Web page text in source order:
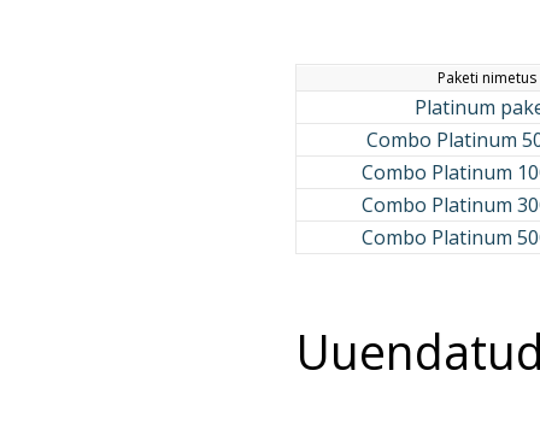
Paketi nimetus
Platinum
Combo Platinum
Combo Platinum
Combo Platinum
Combo Platinum